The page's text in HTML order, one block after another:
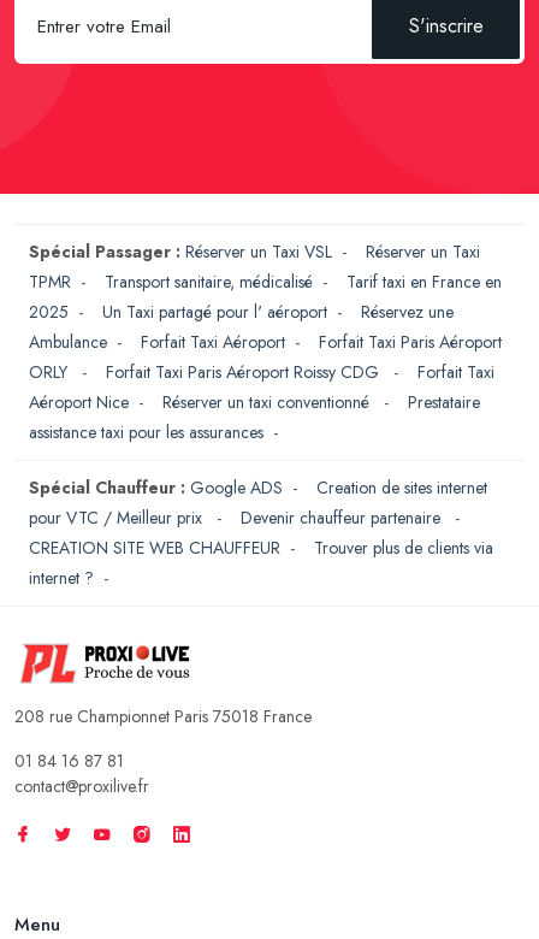
S'inscrire
Spécial Passager : Réserver un Taxi VSL - Réserver un Taxi
TPMR - Transport sanitaire, médicalisé - Tarif taxi en France en
2025 - Un Taxi partagé pour l' aéroport - Réservez une
Ambulance - Forfait Taxi Aéroport - Forfait Taxi Paris Aéroport
ORLY
- Forfait Taxi Paris Aéroport Roissy CDG - Forfait Taxi
Aéroport Nice - Réserver un taxi conventionné - Prestataire
assistance taxi pour les assurances -
Spécial Chauffeur : Google ADS - Creation de sites internet
pour VTC / Meilleur prix
- Devenir chauffeur partenaire
-
CREATION SITE WEB CHAUFFEUR - Trouver plus de clients via
internet ? -
208 rue Championnet Paris 75018 France
01 84 16 87 81
contact@proxilive.fr
Menu